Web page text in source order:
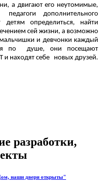
а двигают его неутомимые,
дополнительного
определиться, найти
сей жизни, а возможно
и девчонки каждый
по душе, они посещают
и находят себе новых друзей.
разработки,
наши двери открыты"